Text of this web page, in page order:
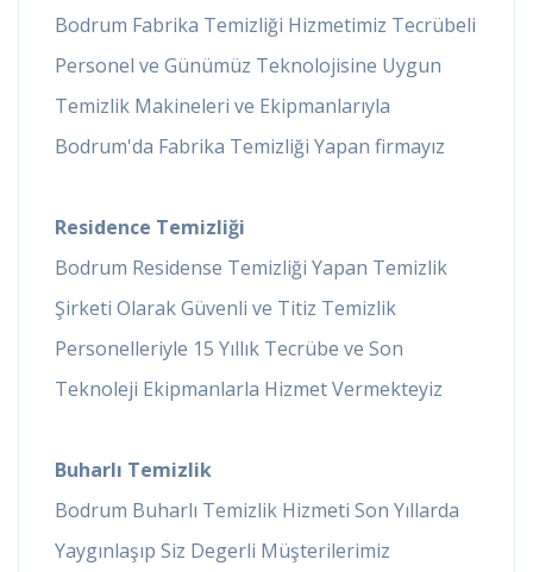
Bodrum Fabrika Temizliği Hizmetimiz Tecrübeli
Personel ve Günümüz Teknolojisine Uygun
Temizlik Makineleri ve Ekipmanlarıyla
Bodrum'da Fabrika Temizliği Yapan firmayız
Residence Temizliği
Bodrum Residense Temizliği Yapan Temizlik
Şirketi Olarak Güvenli ve Titiz Temizlik
Personelleriyle 15 Yıllık Tecrübe ve Son
Teknoleji Ekipmanlarla Hizmet Vermekteyiz
Buharlı Temizlik
Bodrum Buharlı Temizlik Hizmeti Son Yıllarda
Yaygınlaşıp Siz Degerli Müşterilerimiz